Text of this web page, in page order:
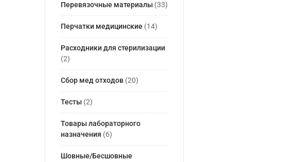
Перевязочные материалы (33)
Перчатки медицинские (14)
Расходники для стерилизации
(2)
Сбор мед отходов (20)
Тесты (2)
Товары лабораторного
назначения (6)
Шовные/Бесшовные